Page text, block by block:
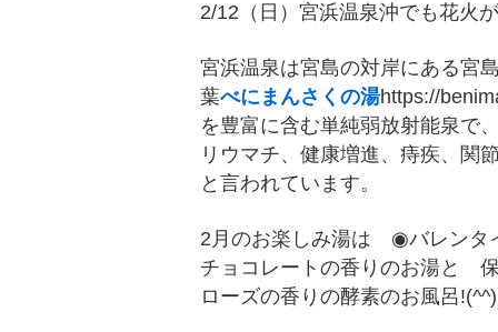
2/12（日）宮浜温泉沖でも花火
宮浜温泉は宮島の対岸にある宮
葉べにまんさくの湯https://
を豊富に含む単純弱放射能泉で
リウマチ、健康増進、痔疾、関
と言われています。
2月のお楽しみ湯は ◉バレン
チョコレートの香りのお湯と
ローズの香りの酵素のお風呂